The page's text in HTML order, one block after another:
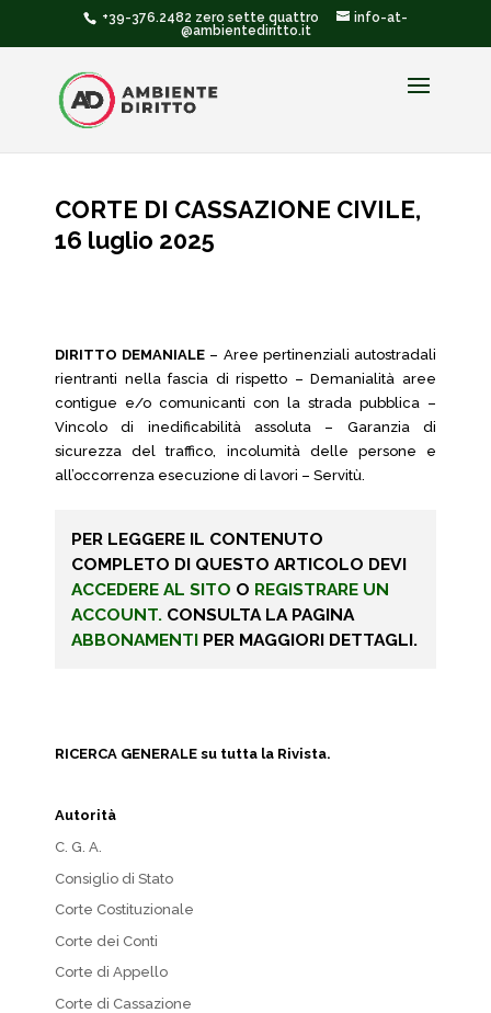
+39-376.2482 zero sette quattro
info-at-
@ambientediritto.it
CORTE DI CASSAZIONE CIVILE,
16 luglio 2025
DIRITTO DEMANIALE – Aree pertinenziali autostradali
rientranti nella fascia di rispetto – Demanialità aree
contigue e/o comunicanti con la strada pubblica –
Vincolo di inedificabilità assoluta – Garanzia di
sicurezza del traffico, incolumità delle persone e
all’occorrenza esecuzione di lavori – Servitù.
PER LEGGERE IL CONTENUTO
COMPLETO DI QUESTO ARTICOLO DEVI
ACCEDERE AL SITO O REGISTRARE UN
ACCOUNT. CONSULTA LA PAGINA
ABBONAMENTI PER MAGGIORI DETTAGLI.
RICERCA GENERALE su tutta la Rivista.
Autorità
C. G. A.
Consiglio di Stato
Corte Costituzionale
Corte dei Conti
Corte di Appello
Corte di Cassazione